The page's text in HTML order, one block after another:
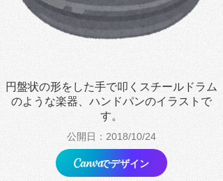
円盤状の形をした手で叩くスチールドラム
のような楽器、ハンドパンのイラストで
す。
公開日：2018/10/24
でデザイン